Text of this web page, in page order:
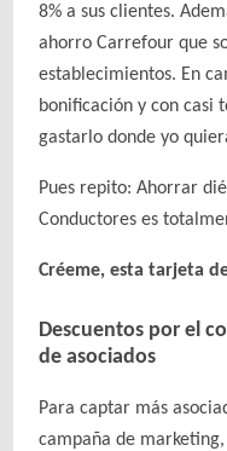
8% a sus clientes.
ahorro Carrefour que
establecimientos. En
bonificación y con casi
gastarlo donde yo
Pues repito: Ahorrar
Conductores es
Créeme, esta tarjeta
Descuentos por el
de asociados
Para captar más
campaña de